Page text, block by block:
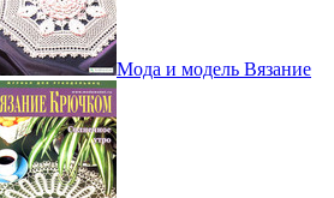
Мода и модель Вязание